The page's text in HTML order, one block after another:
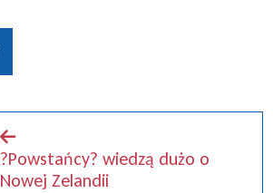
?Powstańcy? wiedzą dużo o
Nowej Zelandii